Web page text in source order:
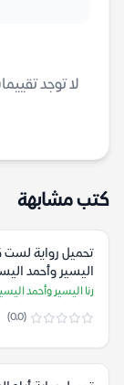
لا توجد
كتب مشابهة
تحميل رواية لست
اليسير وأحمد
رنا اليسير وأحمد
(0.0)